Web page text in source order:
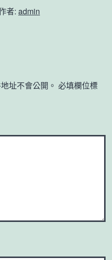
者: admin
址不會公開。 必填欄位標